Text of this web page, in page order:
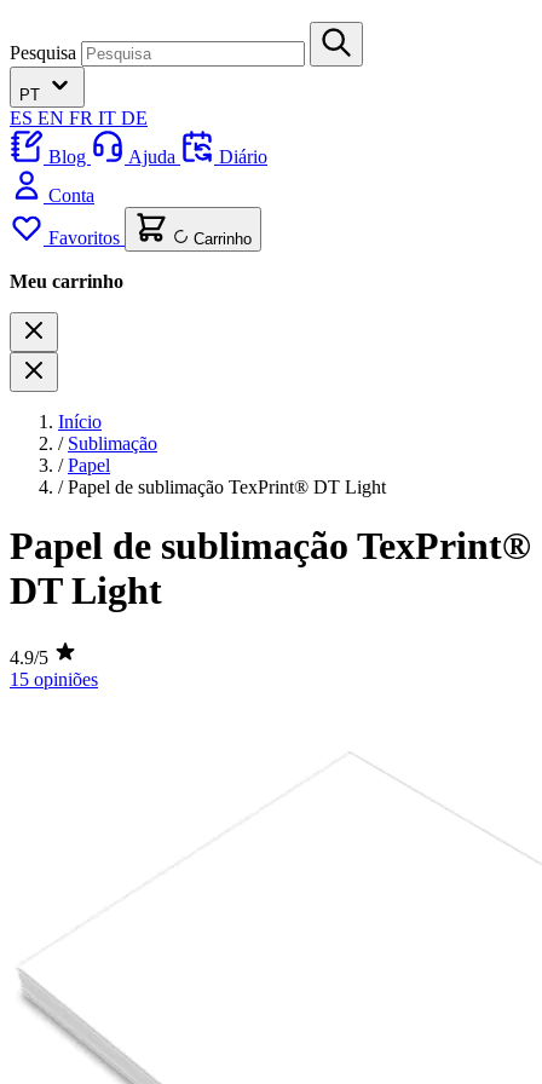
Pesquisa
PT
ES EN FR IT DE
Blog
Ajuda
Diário
Conta
Favoritos Carrinho
Meu carrinho
Início
/ Sublimação
/ Papel
/ Papel de sublimação TexPrint® DT Light
Papel de sublimação TexPrint®
DT Light
4.9/5
15 opiniões